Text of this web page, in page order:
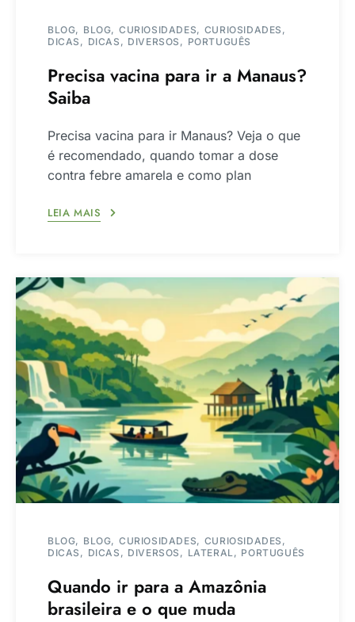
BLOG BLOG CURIOSIDADES
CURIOSIDADES
DICAS
DICAS DIVERSOS PORTUGUÊS
Precisa vacina para ir a Manaus?
Saiba
Precisa vacina para ir Manaus? Veja o que
é recomendado, quando tomar a dose
contra febre amarela e como plan
LEIA MAIS
BLOG BLOG CURIOSIDADES
CURIOSIDADES
DICAS
DICAS DIVERSOS LATERAL PORTUGUÊS
Quando ir para a Amazônia
brasileira e o que muda